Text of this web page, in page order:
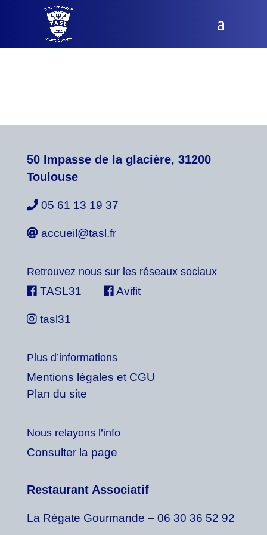
50 Impasse de la glacière, 31200
Toulouse
05 61 13 19 37
accueil@tasl.fr
Retrouvez nous sur les réseaux sociaux
TASL31 Avifit
tasl31
Plus d’informations
Mentions légales et CGU
Plan du site
Nous relayons l’info
Consulter la page
Restaurant Associatif
La Régate Gourmande – 06 30 36 52 92